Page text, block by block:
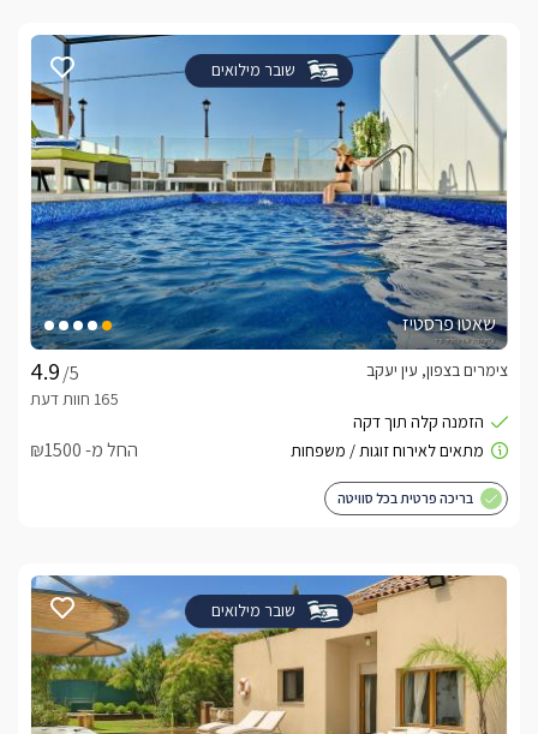
שובר מילואים
שאטו פרסטיז
/5
צימרים בצפון, עין יעקב
החל מ- ₪1500
בריכה פרטית בכל סוויטה
שובר מילואים